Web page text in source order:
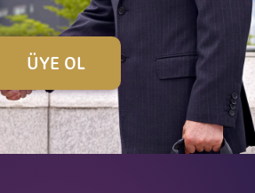
ÜYE OL